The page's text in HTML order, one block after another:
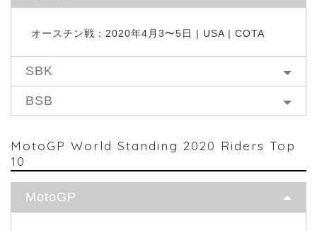
オースチン戦：2020年4月3〜5日 | USA | COTA
SBK
BSB
MotoGP World Standing 2020 Riders Top
10
MotoGP